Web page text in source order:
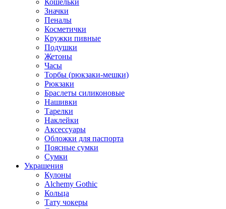
Кошельки
Значки
Пеналы
Косметички
Кружки пивные
Подушки
Жетоны
Часы
Торбы (рюкзаки-мешки)
Рюкзаки
Браслеты силиконовые
Нашивки
Тарелки
Наклейки
Аксессуары
Обложки для паспорта
Поясные сумки
Сумки
Украшения
Кулоны
Alchemy Gothic
Кольца
Тату чокеры